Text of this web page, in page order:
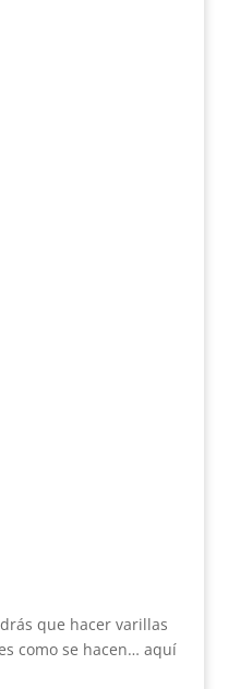
que hacer varillas
como se hacen… aquí